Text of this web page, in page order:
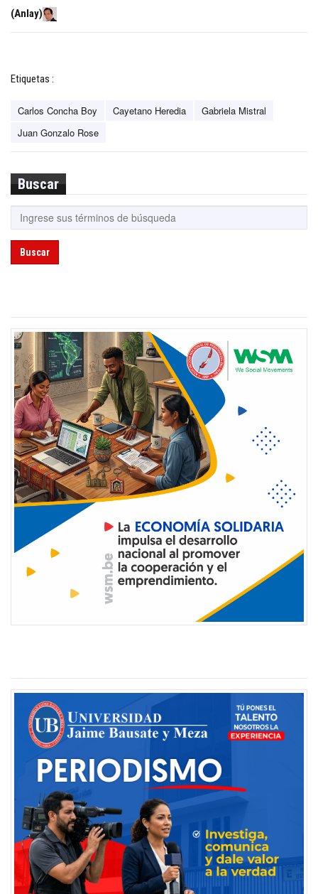
(Anlay)
Etiquetas :
Carlos Concha Boy Cayetano Heredia
Gabriela Mistral
Juan Gonzalo Rose
Buscar
Buscar